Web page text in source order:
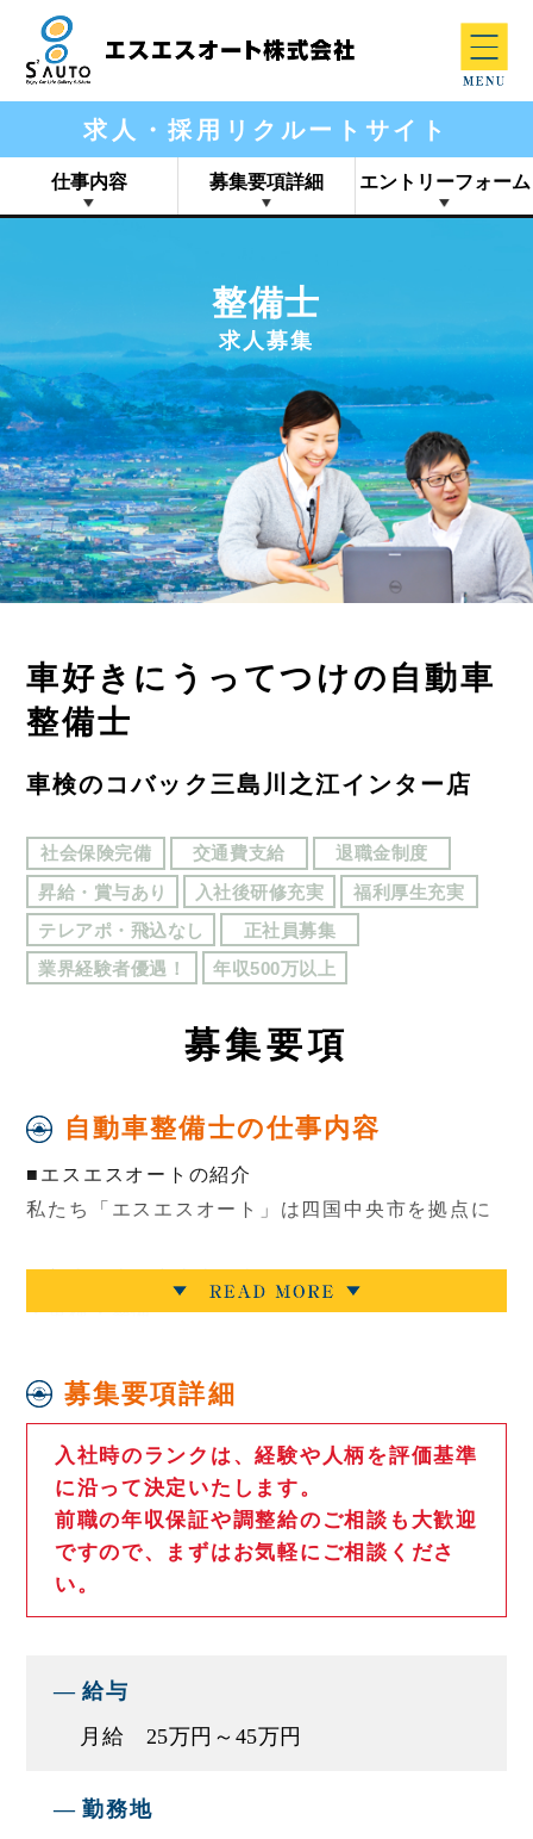
求人・採用リクルートサイト
仕事内容 募集要項詳細 エントリーフォーム
整備士
求人募集
車好きにうってつけの自動車
整備士
車検のコバック三島川之江インター店
社会保険完備 交通費支給
退職金制度
昇給・賞与あり
入社後研修充実
福利厚生充実
テレアポ・飛込なし
正社員募集
業界経験者優遇！
年収500万以上
募集要項
自動車整備士の仕事内容
■エスエスオートの紹介
私たち「エスエスオート」は四国中央市を拠点に
・車検・整備
・カー用品の買取販売
などを行う会社です！
販売だけではなく、車検整備や修理なども一貫し
て行える強みを活かし、「クルマのことは全部任
せることができる」そんな存在になれるよう日々
業務をおこなっています。
今後も、地域とのつながりを大切にし、”親切・楽
しい・元気なお店”としてお客様のお役に立てるよ
募集要項詳細
入社時のランクは、経験や人柄を評価基準
に沿って決定いたします。
前職の年収保証や調整給のご相談も大歓迎
ですので、まずはお気軽にご相談くださ
い。
給与
月給 25万円～45万円
勤務地